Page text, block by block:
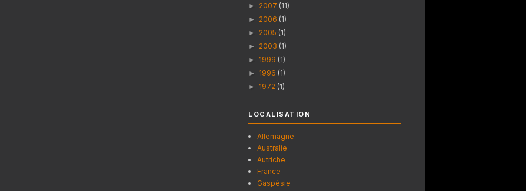
► 2007 (11)
► 2006 (1)
► 2005 (1)
► 2003 (1)
► 1999 (1)
► 1996 (1)
► 1972 (1)
LOCALISATION
Allemagne
Australie
Autriche
France
Gaspésie